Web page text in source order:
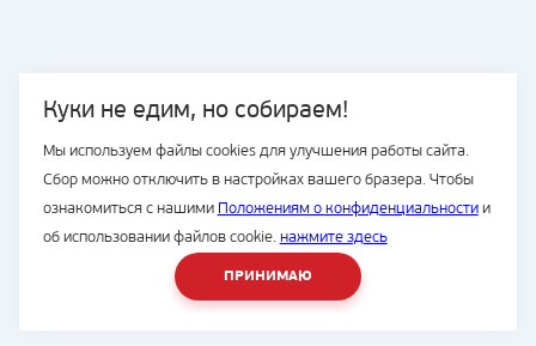
Куки не едим, но собираем!
Мы используем файлы cookies для улучшения работы сайта.
Сбор можно отключить в настройках вашего бразера. Чтобы
ознакомиться с нашими Положениям о конфиденциальностии
об использовании файлов cookie. нажмите здесь
ПРИНИМАЮ